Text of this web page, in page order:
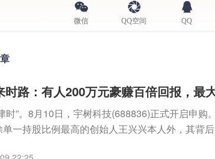
微信 QQ空间 QQ
时路：有人200万元豪赚百倍回报，最
时”。8月10日，宇树科技(688836)正式开启申购
一持股比例最高的创始人王兴兴本人外，其背